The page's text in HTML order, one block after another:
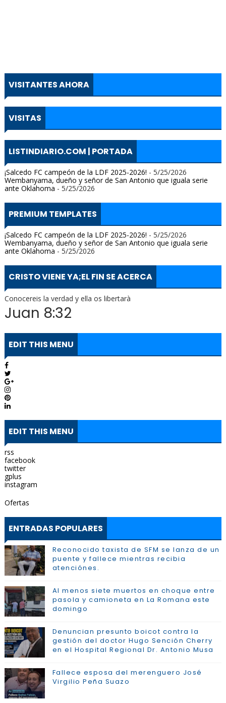
VISITANTES AHORA
VISITAS
LISTINDIARIO.COM | PORTADA
¡Salcedo FC campeón de la LDF 2025-2026! - 5/25/2026
Wembanyama, dueño y señor de San Antonio que iguala serie
ante Oklahoma - 5/25/2026
PREMIUM TEMPLATES
¡Salcedo FC campeón de la LDF 2025-2026! - 5/25/2026
Wembanyama, dueño y señor de San Antonio que iguala serie
ante Oklahoma - 5/25/2026
CRISTO VIENE YA;EL FIN SE ACERCA
Conocereis la verdad y ella os libertarà
Juan 8:32
EDIT THIS MENU
EDIT THIS MENU
rss
facebook
twitter
gplus
instagram
Ofertas
ENTRADAS POPULARES
Reconocido taxista de SFM se lanza de un
puente y fallece mientras recibia
atenciónes.
Al menos siete muertos en choque entre
pasola y camioneta en La Romana este
domingo
Denuncian presunto boicot contra la
gestión del doctor Hugo Sención Cherry
en el Hospital Regional Dr. Antonio Musa
Fallece esposa del merenguero José
Virgilio Peña Suazo